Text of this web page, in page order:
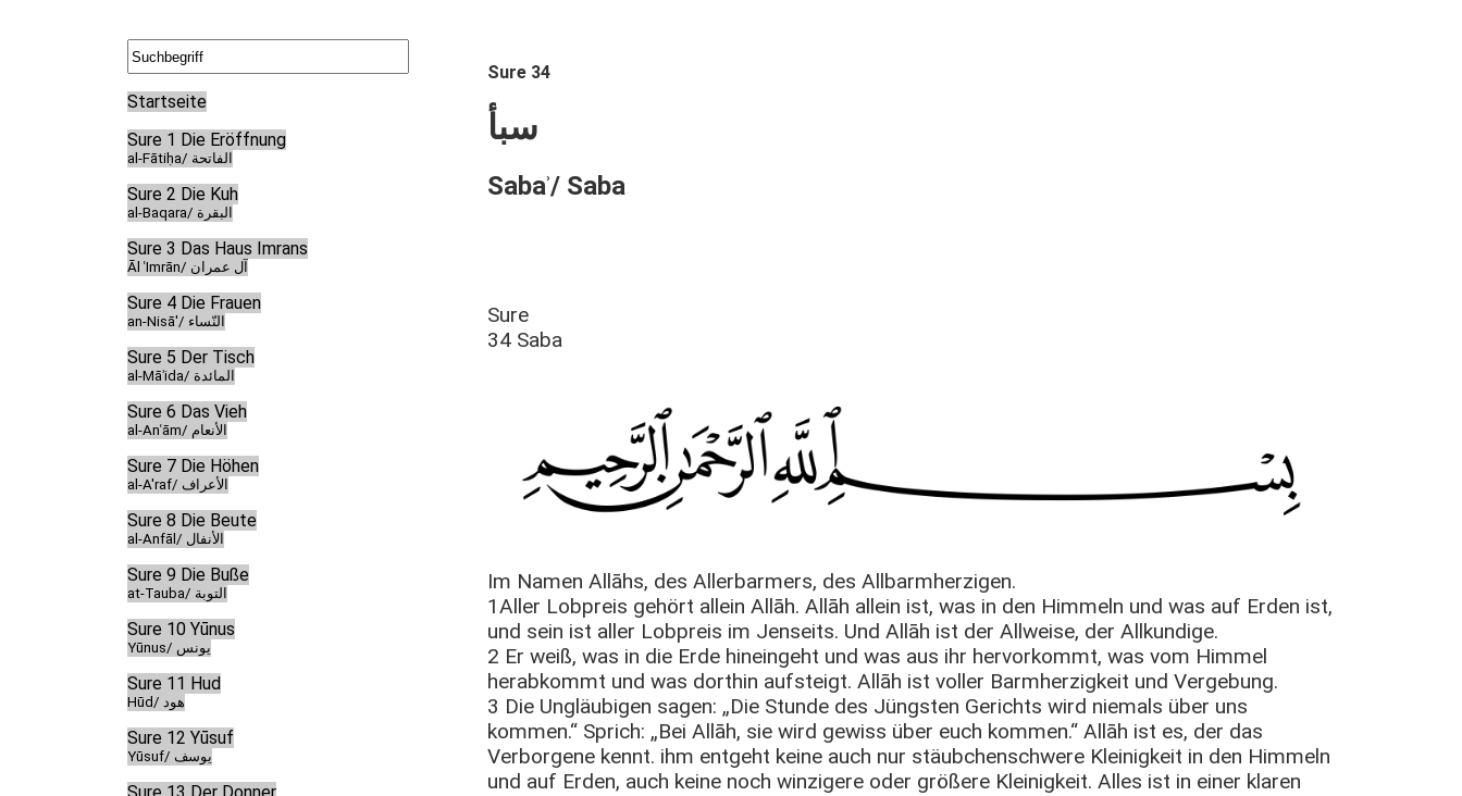
Startseite
Sure 1 Die Eröffnung
al-Fātiḥa/ الفاتحة
Sure 2 Die Kuh
al-Baqara/ البقرة
Sure 3 Das Haus Imrans
Āl ʿImrān/ آل عمران
Sure 4 Die Frauen
an-Nisā'/ النّساء
Sure 5 Der Tisch
al-Māʾida/ المائدة
Sure 6 Das Vieh
al-Anʿām/ الأنعام
Sure 7 Die Höhen
al-A'raf/ الأعراف
Sure 8 Die Beute
al-Anfāl/ الأنفال
Sure 9 Die Buße
at-Tauba/ التوبة
Sure 10 Yūnus
Yūnus/ يونس
Sure 11 Hud
Hūd/ هود
Sure 12 Yūsuf
Yūsuf/ يوسف
Sure 34
سبأ
Sabaʾ/ Saba
Sure
34 Saba
Im Namen Allāhs, des Allerbarmers, des Allbarmherzigen.
1Aller Lobpreis gehört allein Allāh. Allāh allein ist, was in den Himmeln und was auf Erden ist,
und sein ist aller Lobpreis im Jenseits. Und Allāh ist der Allweise, der Allkundige.
2 Er weiß, was in die Erde hineingeht und was aus ihr hervorkommt, was vom Himmel
herabkommt und was dorthin aufsteigt. Allāh ist voller Barmherzigkeit und Vergebung.
3 Die Ungläubigen sagen: „Die Stunde des Jüngsten Gerichts wird niemals über uns
kommen.“ Sprich: „Bei Allāh, sie wird gewiss über euch kommen.“ Allāh ist es, der das
Verborgene kennt. ihm entgeht keine auch nur stäubchenschwere Kleinigkeit in den Himmeln
und auf Erden, auch keine noch winzigere oder größere Kleinigkeit. Alles ist in einer klaren